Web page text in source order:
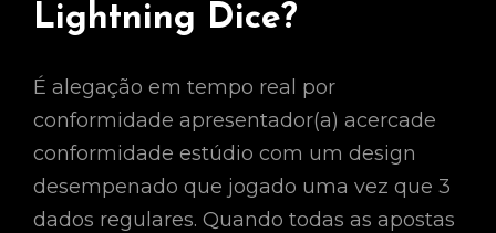
Lightning Dice?
É alegação em tempo real por
conformidade apresentador(a) acercade
conformidade estúdio com um design
desempenado que jogado uma vez que 3
dados regulares. Quando todas as apostas